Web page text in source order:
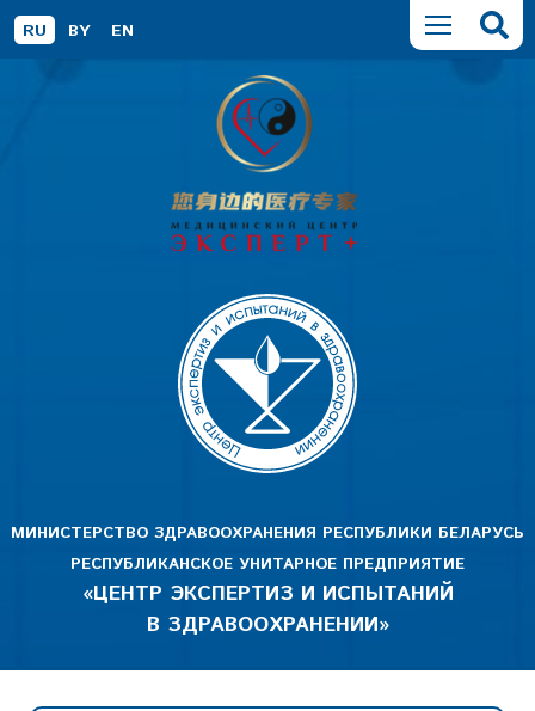
RU BY EN
МИНИСТЕРСТВО ЗДРАВООХРАНЕНИЯ РЕСПУБЛИКИ БЕЛАРУСЬ
РЕСПУБЛИКАНСКОЕ УНИТАРНОЕ ПРЕДПРИЯТИЕ
«ЦЕНТР ЭКСПЕРТИЗ И ИСПЫТАНИЙ
В ЗДРАВООХРАНЕНИИ»